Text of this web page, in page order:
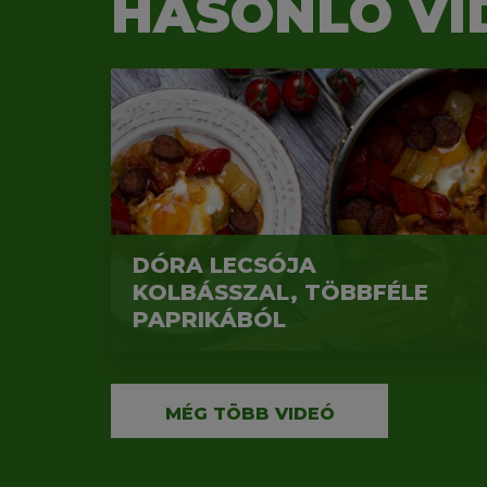
HASONLÓ
DÓRA LECSÓJA
KOLBÁSSZAL, TÖBBFÉLE
PAPRIKÁBÓL
MÉG TÖBB VIDEÓ